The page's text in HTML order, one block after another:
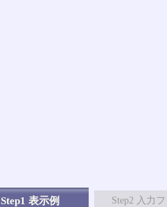
Step1 表示例 Step2 入力